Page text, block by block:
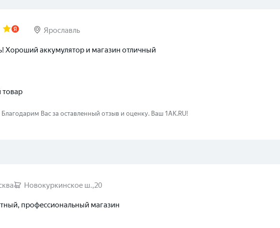
Ярославль
аккумулятор и магазин отличный
Благодарим Вас за оставленный отзыв и оценку. Ваш 1AK.RU!
Новокуркинское ш.,20
профессиональный магазин